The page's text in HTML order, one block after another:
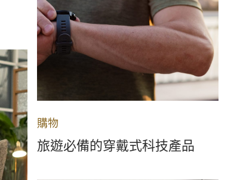
購物
旅遊必備的穿戴式科技產品